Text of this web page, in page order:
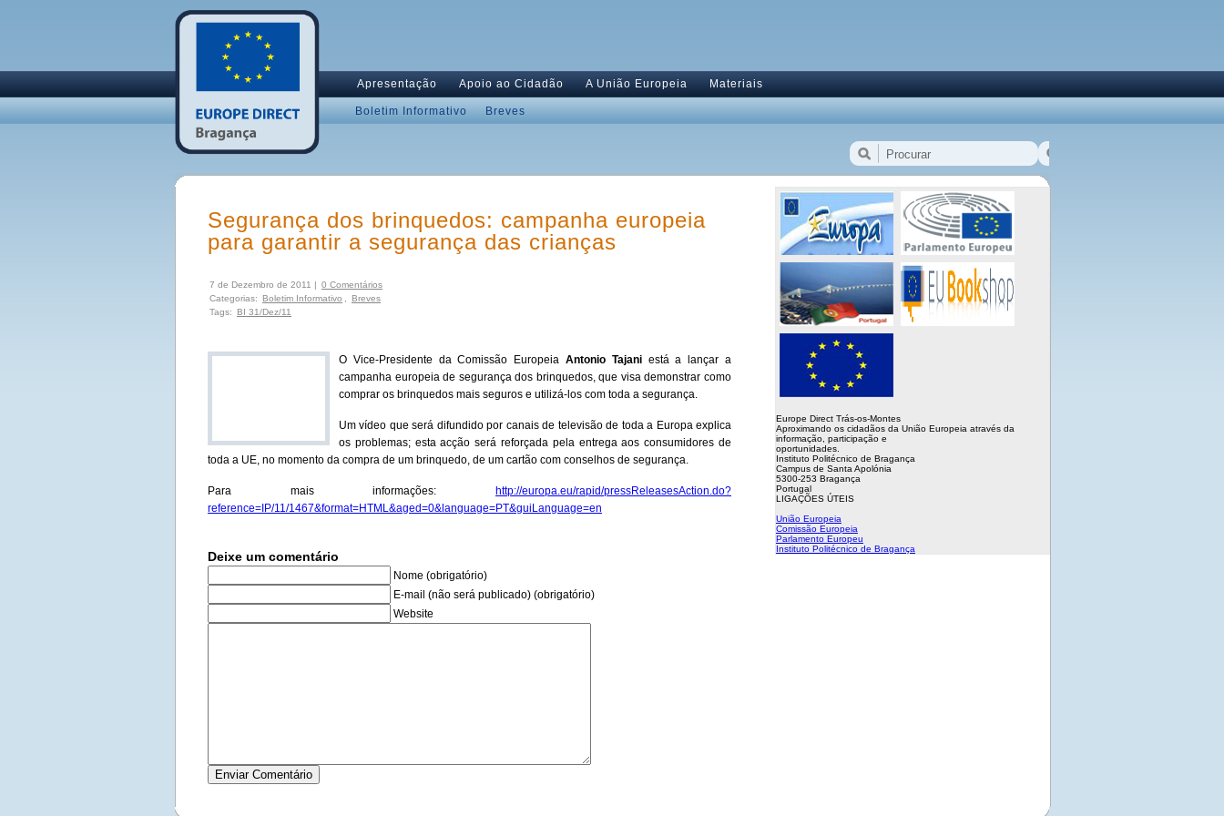
Apresentação Apoio ao Cidadão A União Europeia Materiais
Boletim Informativo Breves
Segurança dos brinquedos: campanha europeia
para garantir a segurança das crianças
7 de Dezembro de 2011 | 0 Comentários
Categorias:
Boletim Informativo
Breves
Tags:
BI 31/Dez/11
O Vice-Presidente da Comissão Europeia Antonio Tajaniestá a lançar a
campanha europeia de segurança dos brinquedos, que visa demonstrar como
comprar os brinquedos mais seguros e utilizá-los com toda a segurança.
Um vídeo que será difundido por canais de televisão de toda a Europa explica
os problemas; esta acção será reforçada pela entrega aos consumidores de
toda a UE, no momento da compra de um brinquedo, de um cartão com conselhos de segurança.
Para mais informações: http://europa.eu/rapid/pressReleasesAction.do?
reference=IP/11/1467&format=HTML&aged=0&language=PT&guiLanguage=en
Deixe um comentário
Nome (obrigatório)
E-mail (não será publicado) (obrigatório)
Website
Europe Direct Trás-os-Montes
Aproximando os cidadãos da União Europeia através da
informação, participação e
oportunidades.
Instituto Politécnico de Bragança
Campus de Santa Apolónia
5300-253 Bragança
Portugal
LIGAÇÕES ÚTEIS
União Europeia
Comissão Europeia
Parlamento Europeu
Instituto Politécnico de Bragança